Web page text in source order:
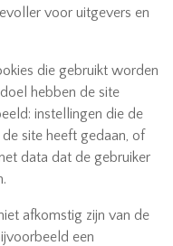
voor uitgevers en
die gebruikt worden
hebben de site
instellingen die de
site heeft gedaan, of
data dat de gebruiker
afkomstig zijn van de
een